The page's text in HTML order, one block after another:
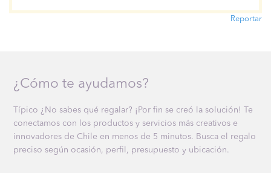
Reportar
¿Cómo te ayudamos?
Típico ¿No sabes qué regalar? ¡Por fin se creó la solución! Te
conectamos con los productos y servicios más creativos e
innovadores de Chile en menos de 5 minutos. Busca el regalo
preciso según ocasión, perfil, presupuesto y ubicación.